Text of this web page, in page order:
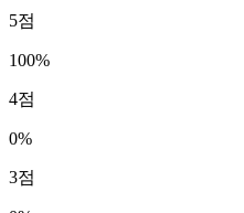
5점
100%
4점
0%
3점